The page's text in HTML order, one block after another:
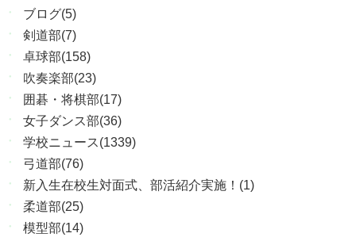
ブログ(5)
剣道部(7)
卓球部(158)
吹奏楽部(23)
囲碁・将棋部(17)
女子ダンス部(36)
学校ニュース(1339)
弓道部(76)
新入生在校生対面式、部活紹介実施！(1)
柔道部(25)
模型部(14)